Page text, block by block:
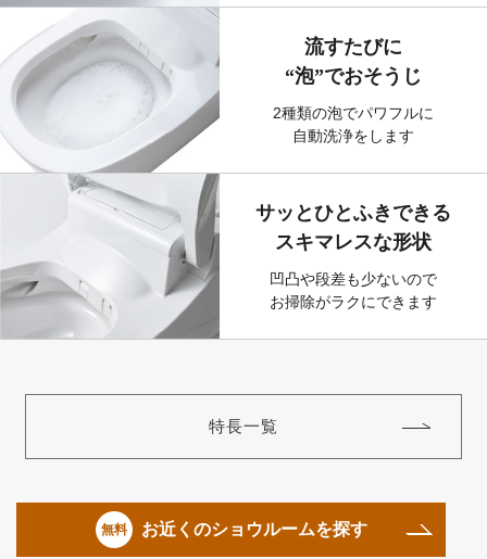
流すたびに
“泡”でおそうじ
2種類の泡でパワフルに
自動洗浄をします
サッとひとふきできる
スキマレスな形状
凹凸や段差も少ないので
お掃除がラクにできます
特長一覧
お近くのショウルームを探す